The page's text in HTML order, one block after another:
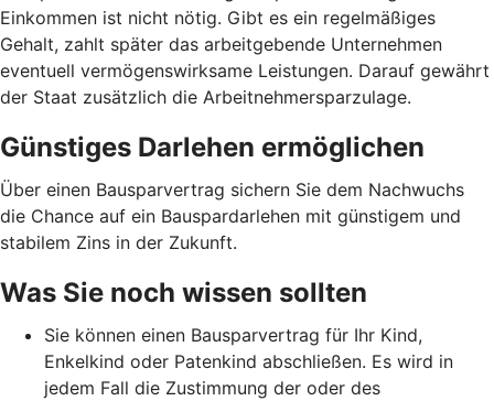
Einkommen ist nicht nötig. Gibt es ein regelmäßiges
Gehalt, zahlt später das arbeitgebende Unternehmen
eventuell vermögenswirksame Leistungen. Darauf gewährt
der Staat zusätzlich die Arbeitnehmer­spar­zulage.
Günstiges Darlehen ermöglichen
Über einen Bausparvertrag sichern Sie dem Nachwuchs
die Chance auf ein Bauspardarlehen mit günstigem und
stabilem Zins in der Zukunft.
Was Sie noch wissen sollten
Sie können einen Bausparvertrag für Ihr Kind,
Enkelkind oder Patenkind abschließen. Es wird in
jedem Fall die Zustimmung der oder des